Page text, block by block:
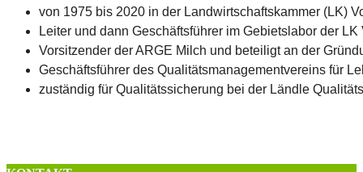
von 1975 bis 2020 in der Landwirtschaftskammer (LK)
Leiter und dann Geschäftsführer im Gebietslabor der
Vorsitzender der ARGE Milch und beteiligt an der
Geschäftsführer des Qualitätsmanagementvereins für
zuständig für Qualitätssicherung bei der Ländle